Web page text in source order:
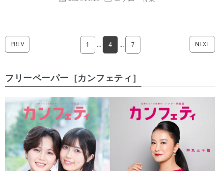
PREV 1 … 4 … 7 NEXT
フリーペーパー［カンフェティ］